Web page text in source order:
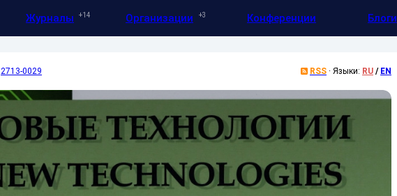
Журналы 14 Организации 3 Конференции Блоги
2713-0029 RSS · Языки: RU / EN